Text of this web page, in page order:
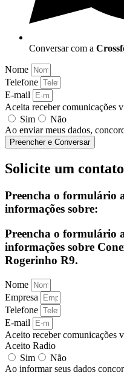
Conversar com a
Nome
Telefone
E-mail
Aceita receber comunicações
Sim
Não
Ao enviar meus dados,
Preencher e Conversar
Solicite um
Preencha o formulário
informações sobre:
Preencha o formulário
informações sobre
Rogerinho R9.
Nome
Empresa
Telefone
E-mail
Aceito receber comunicações
Aceito Radio
Sim
Não
Ao informar seus dados